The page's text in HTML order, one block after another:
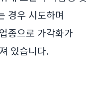
경우 시도하며
종으로 가각화가
있습니다.